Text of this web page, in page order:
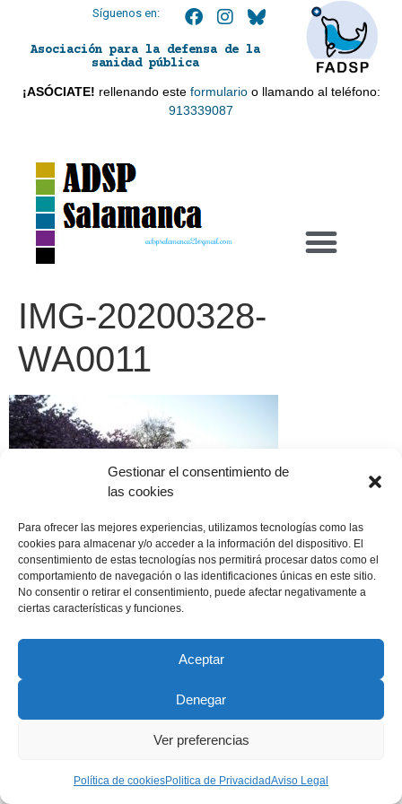
Gestionar el consentimiento de
las cookies
Para ofrecer las mejores experiencias, utilizamos tecnologías como las
cookies para almacenar y/o acceder a la información del dispositivo. El
consentimiento de estas tecnologías nos permitirá procesar datos como el
comportamiento de navegación o las identificaciones únicas en este sitio.
No consentir o retirar el consentimiento, puede afectar negativamente a
ciertas características y funciones.
Aceptar
Denegar
Ver preferencias
Política de cookiesPolitica de PrivacidadAviso Legal
Síguenos en:
Asociación para la defensa de la
sanidad pública
¡ASÓCIATE! rellenando este formularioo llamando al teléfono:
913339087
adspsalamanca21@gmail.com
IMG-20200328-
WA0011
reservados
Aviso Legal Política de Cookies